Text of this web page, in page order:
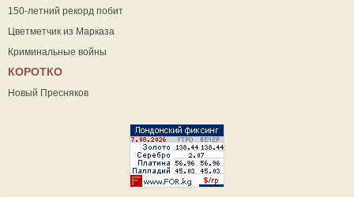
150-летний рекорд побит
Цветметчик из Марказа
Криминальные войны
КОРОТКО
Новый Пресняков